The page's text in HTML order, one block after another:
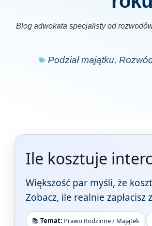
Blog adwokata specjalisty od
Podział majątku,
Ile kosztuje
Większość par myśli, że
Zobacz, ile realnie
📚Temat: Prawo Rodzinne / Majątek